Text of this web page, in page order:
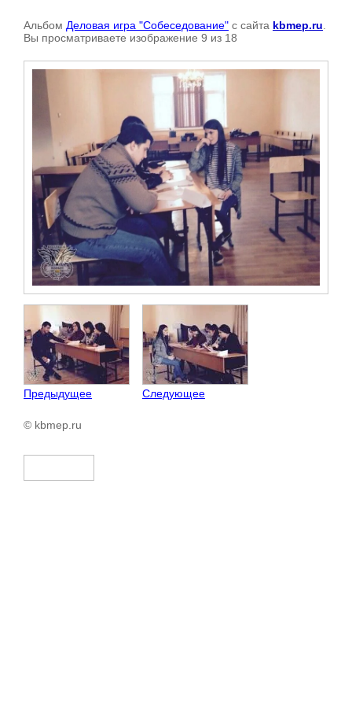
Альбом Деловая игра "Собеседование" с сайта kbmep.ru
Вы просматриваете изображение 9 из 18
Предыдущее Следующее
© kbmep.ru